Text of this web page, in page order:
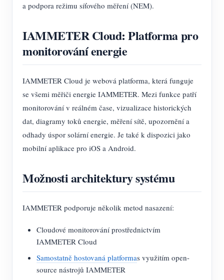
a podpora režimu síťového měření (NEM).
IAMMETER Cloud: Platforma pro
monitorování energie
IAMMETER Cloud je webová platforma, která funguje
se všemi měřiči energie IAMMETER. Mezi funkce patří
monitorování v reálném čase, vizualizace historických
dat, diagramy toků energie, měření sítě, upozornění a
odhady úspor solární energie. Je také k dispozici jako
mobilní aplikace pro iOS a Android.
Možnosti architektury systému
IAMMETER podporuje několik metod nasazení:
Cloudové monitorování prostřednictvím
IAMMETER Cloud
Samostatně hostovaná platformas využitím open-
source nástrojů IAMMETER